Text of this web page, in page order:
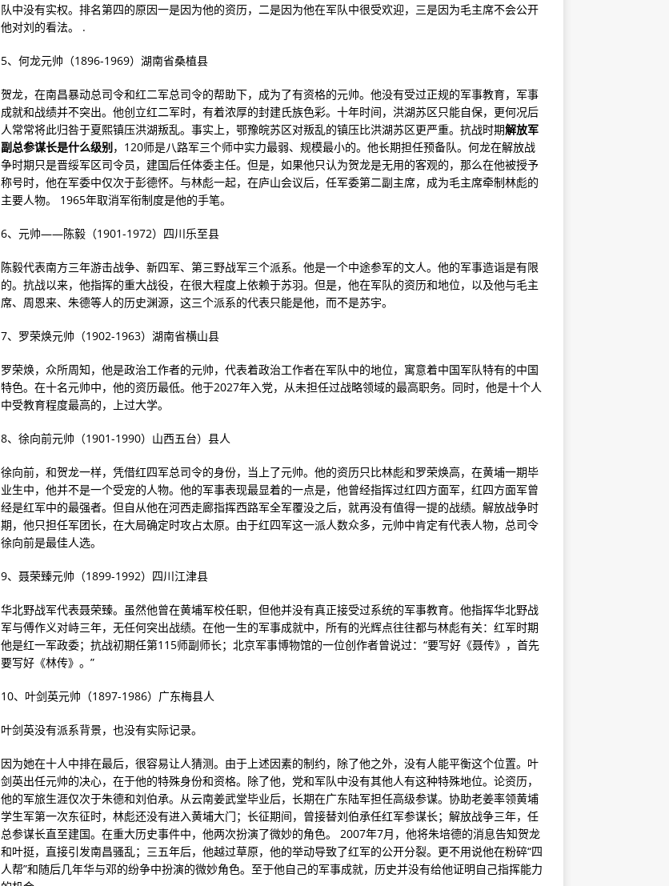
队中没有实权。排名第四的原因一是因为他的资历，二是因为他在军队中很受欢迎，三是因为毛主席不会公开
他对刘的看法。 .
5、何龙元帅（1896-1969）湖南省桑植县
贺龙，在南昌暴动总司令和红二军总司令的帮助下，成为了有资格的元帅。他没有受过正规的军事教育，军事
成就和战绩并不突出。他创立红二军时，有着浓厚的封建氏族色彩。十年时间，洪湖苏区只能自保，更何况后
人常常将此归咎于夏熙镇压洪湖叛乱。事实上，鄂豫皖苏区对叛乱的镇压比洪湖苏区更严重。抗战时期解放军
副总参谋长是什么级别，120师是八路军三个师中实力最弱、规模最小的。他长期担任预备队。何龙在解放战
争时期只是晋绥军区司令员，建国后任体委主任。但是，如果他只认为贺龙是无用的客观的，那么在他被授予
称号时，他在军委中仅次于彭德怀。与林彪一起，在庐山会议后，任军委第二副主席，成为毛主席牵制林彪的
主要人物。 1965年取消军衔制度是他的手笔。
6、元帅——陈毅（1901-1972）四川乐至县
陈毅代表南方三年游击战争、新四军、第三野战军三个派系。他是一个中途参军的文人。他的军事造诣是有限
的。抗战以来，他指挥的重大战役，在很大程度上依赖于苏羽。但是，他在军队的资历和地位，以及他与毛主
席、周恩来、朱德等人的历史渊源，这三个派系的代表只能是他，而不是苏宇。
7、罗荣焕元帅（1902-1963）湖南省横山县
罗荣焕，众所周知，他是政治工作者的元帅，代表着政治工作者在军队中的地位，寓意着中国军队特有的中国
特色。在十名元帅中，他的资历最低。他于2027年入党，从未担任过战略领域的最高职务。同时，他是十个人
中受教育程度最高的，上过大学。
8、徐向前元帅（1901-1990）山西五台）县人
徐向前，和贺龙一样，凭借红四军总司令的身份，当上了元帅。他的资历只比林彪和罗荣焕高，在黄埔一期毕
业生中，他并不是一个受宠的人物。他的军事表现最显着的一点是，他曾经指挥过红四方面军，红四方面军曾
经是红军中的最强者。但自从他在河西走廊指挥西路军全军覆没之后，就再没有值得一提的战绩。解放战争时
期，他只担任军团长，在大局确定时攻占太原。由于红四军这一派人数众多，元帅中肯定有代表人物，总司令
徐向前是最佳人选。
9、聂荣臻元帅（1899-1992）四川江津县
华北野战军代表聂荣臻。虽然他曾在黄埔军校任职，但他并没有真正接受过系统的军事教育。他指挥华北野战
军与傅作义对峙三年，无任何突出战绩。在他一生的军事成就中，所有的光辉点往往都与林彪有关：红军时期
他是红一军政委；抗战初期任第115师副师长；北京军事博物馆的一位创作者曾说过：“要写好《聂传》，首先
要写好《林传》。”
10、叶剑英元帅（1897-1986）广东梅县人
叶剑英没有派系背景，也没有实际记录。
因为她在十人中排在最后，很容易让人猜测。由于上述因素的制约，除了他之外，没有人能平衡这个位置。叶
剑英出任元帅的决心，在于他的特殊身份和资格。除了他，党和军队中没有其他人有这种特殊地位。论资历，
他的军旅生涯仅次于朱德和刘伯承。从云南姜武堂毕业后，长期在广东陆军担任高级参谋。协助老姜率领黄埔
学生军第一次东征时，林彪还没有进入黄埔大门；长征期间，曾接替刘伯承任红军参谋长；解放战争三年，任
总参谋长直至建国。在重大历史事件中，他两次扮演了微妙的角色。 2007年7月，他将朱培德的消息告知贺龙
和叶挺，直接引发南昌骚乱；三五年后，他越过草原，他的举动导致了红军的公开分裂。更不用说他在粉碎“四
人帮”和随后几年华与邓的纷争中扮演的微妙角色。至于他自己的军事成就，历史并没有给他证明自己指挥能力